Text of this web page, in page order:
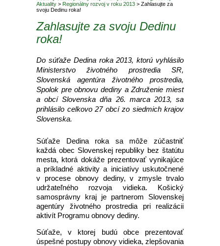
Aktuality > Regionálny rozvoj v roku 2013 > Zahlasujte za
svoju Dedinu roka!
Zahlasujte za svoju Dedinu
roka!
Do súťaže Dedina roka 2013, ktorú vyhlásilo
Ministerstvo životného prostredia SR,
Slovenská agentúra životného prostredia,
Spolok pre obnovu dediny a Združenie miest
a obcí Slovenska dňa 26. marca 2013, sa
prihlásilo celkovo 27 obcí zo siedmich krajov
Slovenska.
Súťaže Dedina roka sa môže zúčastniť
každá obec Slovenskej republiky bez štatútu
mesta, ktorá dokáže prezentovať vynikajúce
a príkladné aktivity a iniciatívy uskutočnené
v procese obnovy dediny, v zmysle trvalo
udržateľného rozvoja vidieka. Košický
samosprávny kraj je partnerom Slovenskej
agentúry životného prostredia pri realizácii
aktivít Programu obnovy dediny.
Súťaže, v ktorej budú obce prezentovať
úspešné postupy obnovy vidieka, zlepšovania